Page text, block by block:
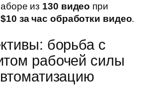
из 130 видео при
$10 за час обработки видео.
борьба с
рабочей силы